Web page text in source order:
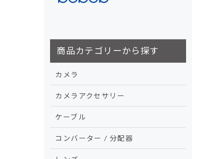
商品カテゴリーから探す
カメラ
カメラアクセサリー
ケーブル
コンバーター / 分配器